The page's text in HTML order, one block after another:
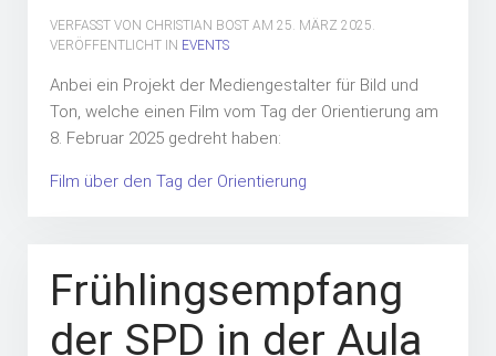
VERFASST VON CHRISTIAN BOST AM 25. MÄRZ 2025.
VERÖFFENTLICHT IN EVENTS
Anbei ein Projekt der Mediengestalter für Bild und
Ton, welche einen Film vom Tag der Orientierung am
8. Februar 2025 gedreht haben:
Film über den Tag der Orientierung
Frühlingsempfang
der SPD in der Aula